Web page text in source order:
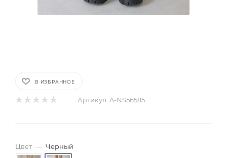
В ИЗБРАННОЕ
Артикул: A-NS56585
Цвет — Черный